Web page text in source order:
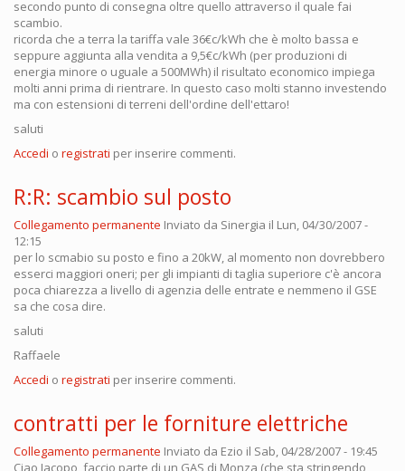
secondo punto di consegna oltre quello attraverso il quale fai
scambio.
ricorda che a terra la tariffa vale 36€c/kWh che è molto bassa e
seppure aggiunta alla vendita a 9,5€c/kWh (per produzioni di
energia minore o uguale a 500MWh) il risultato economico impiega
molti anni prima di rientrare. In questo caso molti stanno investendo
ma con estensioni di terreni dell'ordine dell'ettaro!
saluti
Accedi o registrati per inserire commenti.
R:R: scambio sul posto
Collegamento permanente Inviato da Sinergia il Lun, 04/30/2007 -
12:15
per lo scmabio su posto e fino a 20kW, al momento non dovrebbero
esserci maggiori oneri; per gli impianti di taglia superiore c'è ancora
poca chiarezza a livello di agenzia delle entrate e nemmeno il GSE
sa che cosa dire.
saluti
Raffaele
Accedi o registrati per inserire commenti.
contratti per le forniture elettriche
Collegamento permanente Inviato da Ezio il Sab, 04/28/2007 - 19:45
Ciao Jacopo, faccio parte di un GAS di Monza (che sta stringendo